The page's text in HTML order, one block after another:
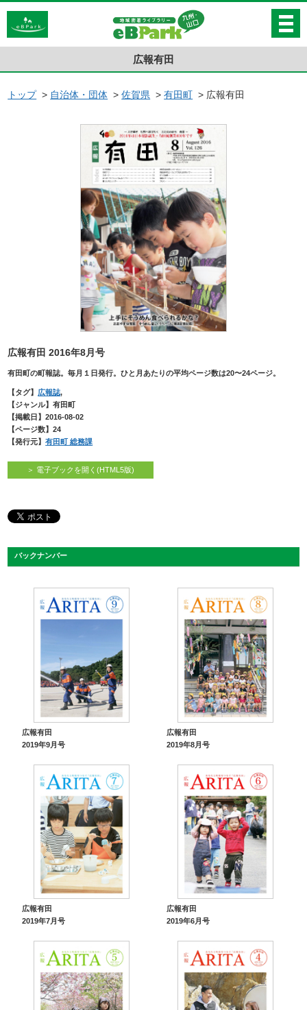
広報有田
トップ> 自治体・団体 >佐賀県 >有田町 > 広報有田
広報有田 2016年8月号
有田町の町報誌。毎月１日発行。ひと月あたりの平均ページ数は20〜24ページ。
【タグ】 広報誌,
【ジャンル】有田町
【掲載日】2016-08-02
【ページ数】24
【発行元】有田町 総務課
＞ 電子ブックを開く(HTML5版)
バックナンバー
広報有田
2019年9月号
広報有田
2019年8月号
広報有田
2019年7月号
広報有田
2019年6月号